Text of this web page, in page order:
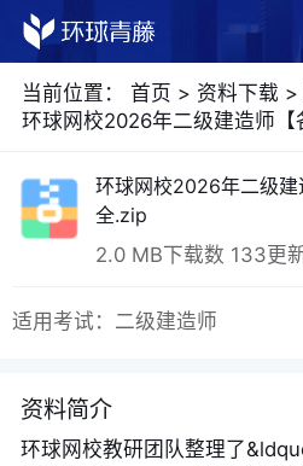
当前位置： 首页 > 资料下载 >
环球网校2026年二级建造师【
环球网校2026年二级
全.zip
2.0 MB下载数 133更
适用考试：二级建造师
资料简介
环球网校教研团队整理了